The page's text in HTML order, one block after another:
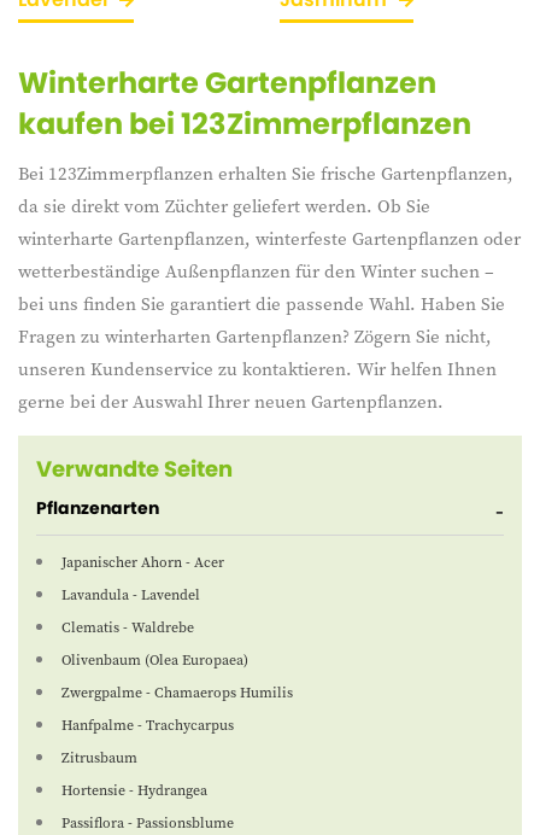
Winterharte Gartenpflanzen
kaufen bei 123Zimmerpflanzen
Bei 123Zimmerpflanzen erhalten Sie frische Gartenpflanzen,
da sie direkt vom Züchter geliefert werden. Ob Sie
winterharte Gartenpflanzen, winterfeste Gartenpflanzen oder
wetterbeständige Außenpflanzen für den Winter suchen –
bei uns finden Sie garantiert die passende Wahl. Haben Sie
Fragen zu winterharten Gartenpflanzen? Zögern Sie nicht,
unseren Kundenservice zu kontaktieren. Wir helfen Ihnen
gerne bei der Auswahl Ihrer neuen Gartenpflanzen.
Verwandte Seiten
Pflanzenarten
Japanischer Ahorn - Acer
Lavandula - Lavendel
Clematis - Waldrebe
Olivenbaum (Olea Europaea)
Zwergpalme - Chamaerops Humilis
Hanfpalme - Trachycarpus
Zitrusbaum
Hortensie - Hydrangea
Passiflora - Passionsblume